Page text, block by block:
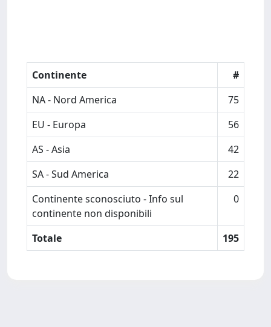
Continente
#
NA - Nord America
75
EU - Europa
56
AS - Asia
42
SA - Sud America
22
Continente sconosciuto - Info sul
continente non disponibili
0
Totale 195